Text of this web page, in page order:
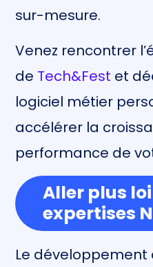
sur-mesure.
Venez rencontrer
de Tech&Fest et
logiciel métier
accélérer la
performance de
Aller plus
expertises
Le